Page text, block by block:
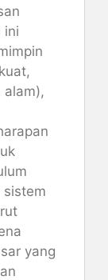
ini
alam),
sistem
yang